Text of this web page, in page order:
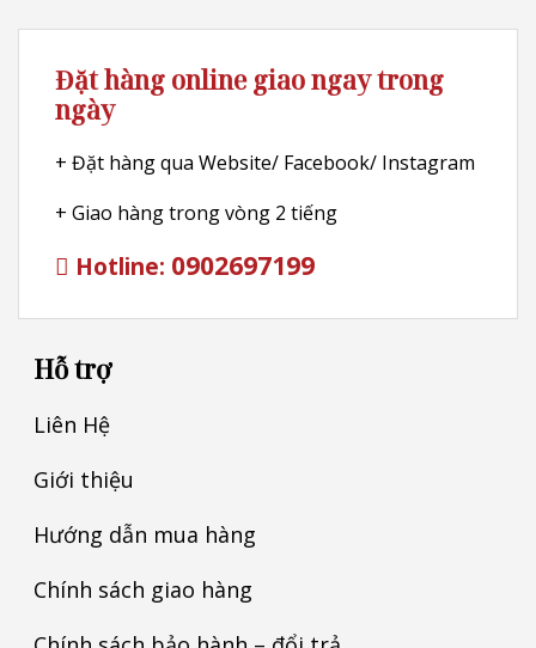
Đặt hàng online giao ngay trong
ngày
+ Đặt hàng qua Website/ Facebook/ Instagram
+ Giao hàng trong vòng 2 tiếng
Hotline: 0902697199
Hỗ trợ
Liên Hệ
Giới thiệu
Hướng dẫn mua hàng
Chính sách giao hàng